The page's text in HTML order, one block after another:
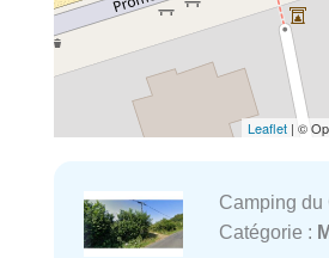
Leaflet | ©
Camping du
Catégorie :